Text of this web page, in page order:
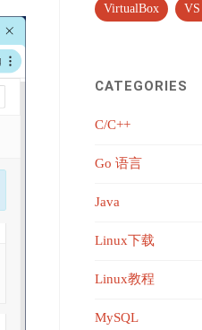
VirtualBox VS
CATEGORIES
C/C++
Go 语言
Java
Linux下载
Linux教程
MySQL